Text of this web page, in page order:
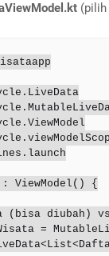
(pilih
: ViewModel() {